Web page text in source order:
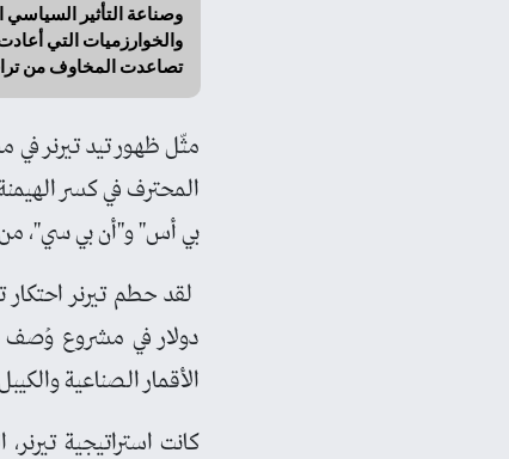
والخوارزميات التي
تصاعدت المخاوف من
مثّل ظهور تيد تيرنر في
المحترف في كسر
بي أس" و"أن بي سي"، من
دولار في مشروع وُصف
الأقمار الصناعية
كانت استراتيجية